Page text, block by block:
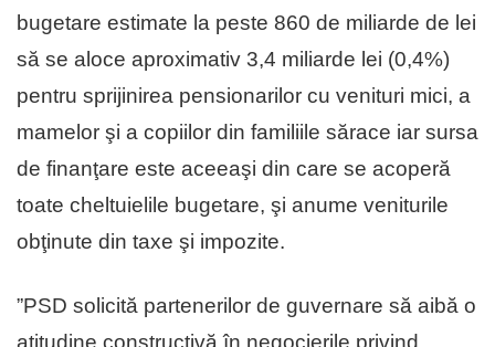
bugetare estimate la peste 860 de miliarde de lei
să se aloce aproximativ 3,4 miliarde lei (0,4%)
pentru sprijinirea pensionarilor cu venituri mici, a
mamelor şi a copiilor din familiile sărace iar sursa
de finanţare este aceeaşi din care se acoperă
toate cheltuielile bugetare, şi anume veniturile
obţinute din taxe şi impozite.
”PSD solicită partenerilor de guvernare să aibă o